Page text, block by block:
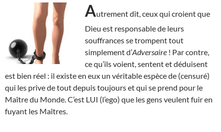
Autrement dit, ceux qui croient que
Dieu est responsable de leurs
souffrances se trompent tout
simplement d’Adversaire ! Par contre,
ce qu’ils voient, sentent et déduisent
est bien réel : il existe en eux un véritable espèce de (censuré)
qui les prive de tout depuis toujours et qui se prend pour le
Maître du Monde. C’est LUI (l’ego) que les gens veulent fuir en
fuyant les Maîtres.